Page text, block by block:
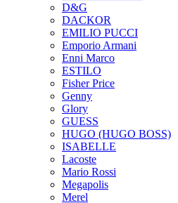
D&G
DACKOR
EMILIO PUCCI
Emporio Armani
Enni Marco
ESTILO
Fisher Price
Genny
Glory
GUESS
HUGO (HUGO BOSS)
ISABELLE
Lacoste
Mario Rossi
Megapolis
Merel